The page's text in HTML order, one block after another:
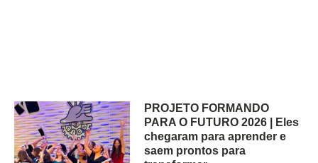
PROJETO FORMANDO
PARA O FUTURO 2026 | Eles
chegaram para aprender e
saem prontos para